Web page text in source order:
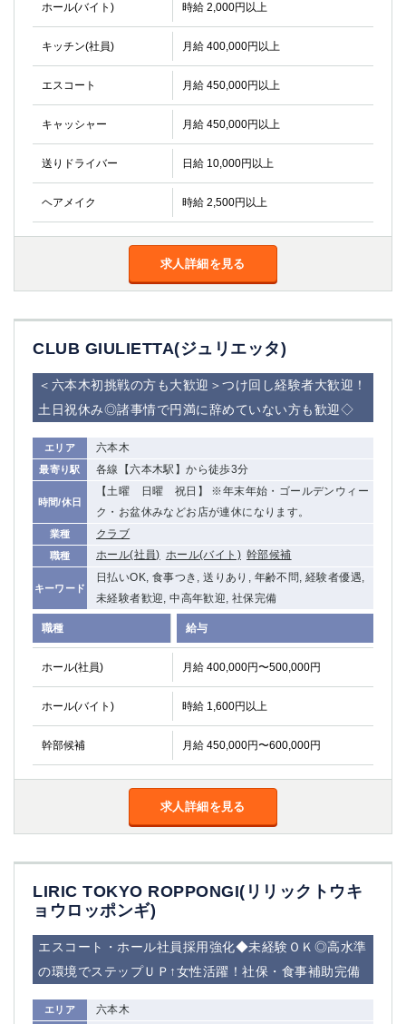
ホール(バイト) 時給 2,000円以上
キッチン(社員) 月給 400,000円以上
エスコート 月給 450,000円以上
キャッシャー 月給 450,000円以上
送りドライバー 日給 10,000円以上
ヘアメイク 時給 2,500円以上
求人詳細を見る
CLUB GIULIETTA(ジュリエッタ)
＜六本木初挑戦の方も大歓迎＞つけ回し経験者大歓迎！
土日祝休み◎諸事情で円満に辞めていない方も歓迎◇
エリア 六本木
最寄り駅 各線【六本木駅】から徒歩3分
時間/休日
【土曜 日曜 祝日】 ※年末年始・ゴールデンウィー
ク・お盆休みなどお店が連休になります。
業種 クラブ
職種 ホール(社員) ホール(バイト) 幹部候補
キーワード
日払いOK, 食事つき, 送りあり, 年齢不問, 経験者優遇,
未経験者歓迎, 中高年歓迎, 社保完備
職種 給与
ホール(社員) 月給 400,000円〜500,000円
ホール(バイト) 時給 1,600円以上
幹部候補 月給 450,000円〜600,000円
求人詳細を見る
LIRIC TOKYO ROPPONGI(リリックトウキ
ョウロッポンギ)
エスコート・ホール社員採用強化◆未経験ＯＫ◎高水準
の環境でステップＵＰ↑女性活躍！社保・食事補助完備
エリア 六本木